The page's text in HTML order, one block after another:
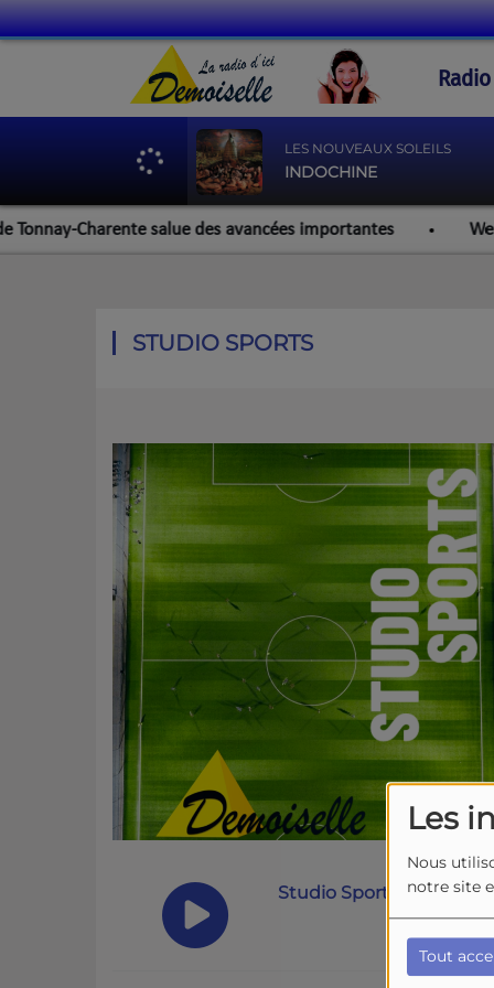
Les
Nous
notre site
Tout
Radio
LES NOUVEAUX SOLEILS
INDOCHINE
Charente salue des avancées importantes Werzalit
STUDIO SPORTS
Studio Sports du 19